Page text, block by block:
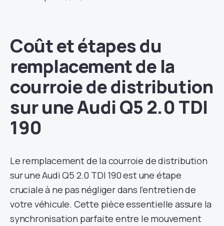
Coût et étapes du
remplacement de la
courroie de distribution
sur une Audi Q5 2.0 TDI
190
Le remplacement de la courroie de distribution
sur une Audi Q5 2.0 TDI 190 est une étape
cruciale à ne pas négliger dans l’entretien de
votre véhicule. Cette pièce essentielle assure la
synchronisation parfaite entre le mouvement